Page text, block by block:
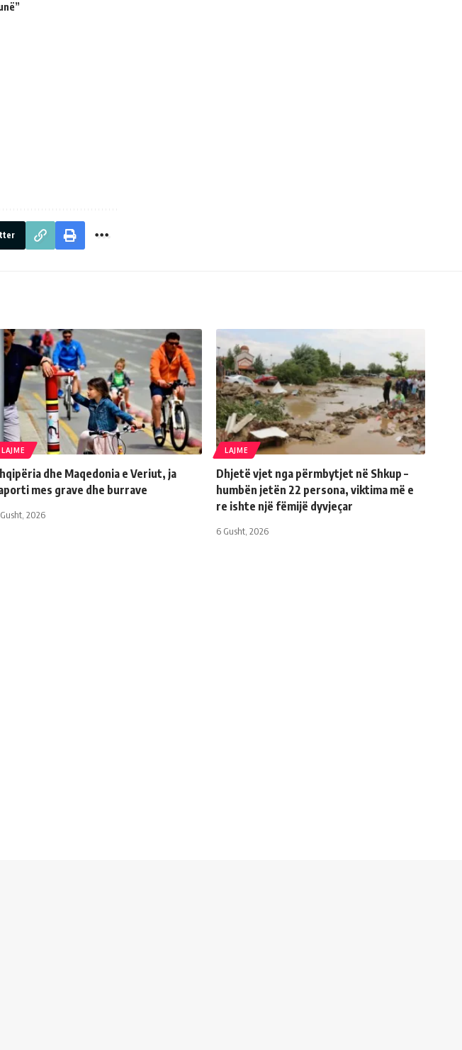
LAJME
dhe Maqedonia e Veriut, ja
mes grave dhe burrave
2026
LAJME
Dhjetë vjet nga përmbytjet në Shkup –
humbën jetën 22 persona, viktima më e
re ishte një fëmijë dyvjeçar
6 Gusht, 2026